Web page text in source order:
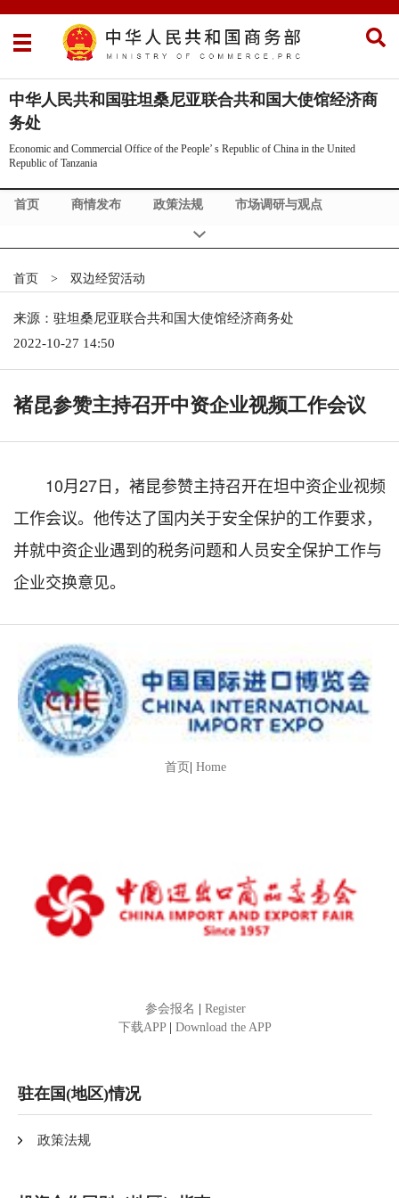
中华人民共和国驻坦桑尼亚联合共和国大使馆经济商
务处
Economic and Commercial Office of the People’ s Republic of China in the United
Republic of Tanzania
首页 商情发布 政策法规 市场调研与观点
Commercial News Supply & Demand
About Us Bilateral Cooperation China Policy
Laws of Host Country
首页 > 双边经贸活动
来源：驻坦桑尼亚联合共和国大使馆经济商务处
2022-10-27 14:50
褚昆参赞主持召开中资企业视频工作会议
10月27日，褚昆参赞主持召开在坦中资企业视频
工作会议。他传达了国内关于安全保护的工作要求，
并就中资企业遇到的税务问题和人员安全保护工作与
企业交换意见。
首页| Home
参会报名
Register
下载APP
Download the APP
驻在国(地区)情况
政策法规